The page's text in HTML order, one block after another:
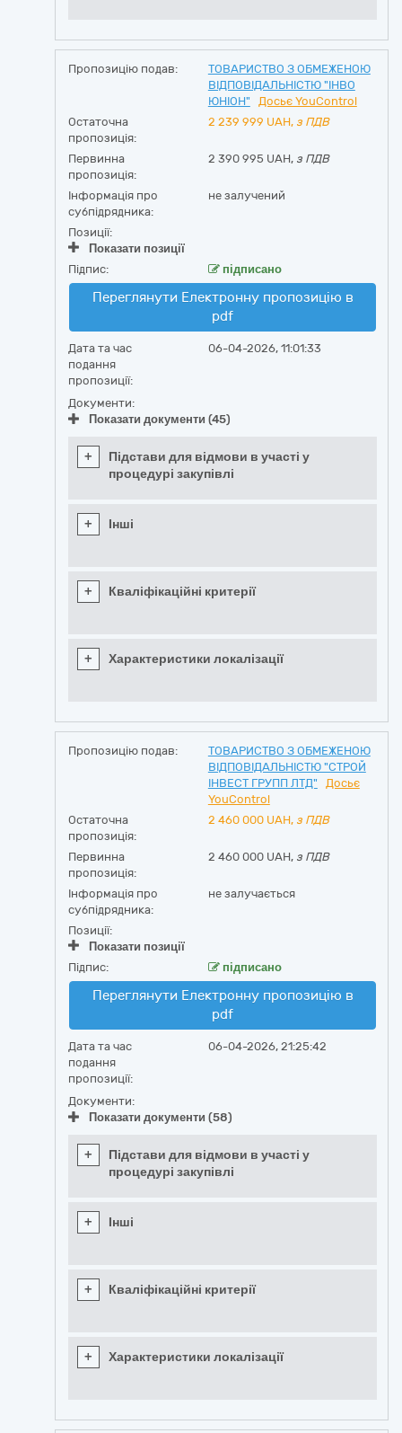
Пропозицію подав:
ТОВАРИСТВО З ОБМЕЖЕНОЮ
ВІДПОВІДАЛЬНІСТЮ "ІНВО
ЮНІОН"
Досьє YouControl
Остаточна
пропозиція:
2 239 999 UAH, з ПДВ
Первинна
пропозиція:
2 390 995 UAH, з ПДВ
Інформація про
субпідрядника:
не залучений
Позиції:
Показати позиції
Підпис:
підписано
Переглянути Електронну пропозицію в
pdf
Дата та час
подання
пропозиції:
06-04-2026, 11:01:33
Документи:
Показати документи (45)
+
Підстави для відмови в участі у
процедурі закупівлі
+ Інші
+ Кваліфікаційні критерії
+ Характеристики локалізації
Пропозицію подав:
ТОВАРИСТВО З ОБМЕЖЕНОЮ
ВІДПОВІДАЛЬНІСТЮ "СТРОЙ
ІНВЕСТ ГРУПП ЛТД"
Досьє
YouControl
Остаточна
пропозиція:
2 460 000 UAH, з ПДВ
Первинна
пропозиція:
2 460 000 UAH, з ПДВ
Інформація про
субпідрядника:
не залучається
Позиції:
Показати позиції
Підпис:
підписано
Переглянути Електронну пропозицію в
pdf
Дата та час
подання
пропозиції:
06-04-2026, 21:25:42
Документи:
Показати документи (58)
+
Підстави для відмови в участі у
процедурі закупівлі
+ Інші
+ Кваліфікаційні критерії
+ Характеристики локалізації